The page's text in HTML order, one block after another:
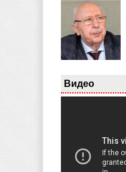
Видео